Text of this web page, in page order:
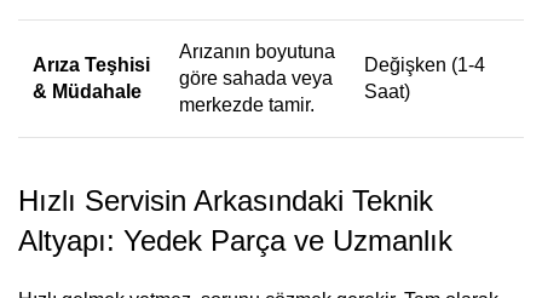
Arıza Teşhisi
& Müdahale
Arızanın boyutuna
göre sahada veya
merkezde tamir.
Değişken (1-4
Saat)
Hızlı Servisin Arkasındaki Teknik
Altyapı: Yedek Parça ve Uzmanlık